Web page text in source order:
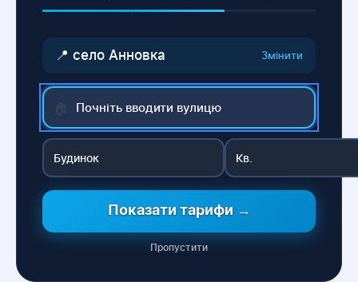
📍 село Анновка Змінити
Показати тарифи →
Пропустити